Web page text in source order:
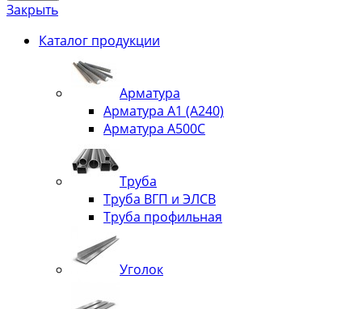
Закрыть
Каталог продукции
Арматура
Арматура А1 (А240)
Арматура А500С
Труба
Труба ВГП и ЭЛСВ
Труба профильная
Уголок